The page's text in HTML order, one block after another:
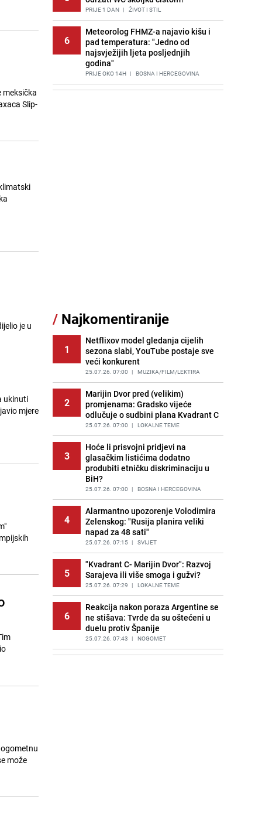
meksička
Slip-
je u
ukinuti
mjere
može
PRIJE 1 DAN | ŽIVOT I STIL
6
Meteorolog FHMZ-a najavio kišu i
pad temperatura: "Jedno od
najsvježijih ljeta posljednjih
godina"
PRIJE OKO 14H | BOSNA I HERCEGOVINA
11
Cijela regija čeka njegovu
progonozu: Poznati meteorolog
najavljuje veću promjenu vremena
PRIJE OKO 9H | REGIJA
12
Tajna savršenog makedonskog
ajvara: Stari recept za kremast i
bogat okus
PRIJE 2 DANA | RECEPTI
13
Borba trajala satima: Pogledajte
'grdosiju' od skoro tri metra koju su
braća izvukla iz mora
PRIJE 2 DANA SVIJET
Gosti iz Njemačke napravili požar u
apartmanu u Istri, vlasniku se
smijali i pokazivali srednji prst
PRIJE 1 DAN | REGIJA
Očistite rernu bez hemikalija:
Poznata stručnjakinja dijeli savjete
PRIJE 1 DAN | ŽIVOT I STIL
/ Najkomentiranije
1
Netflixov model gledanja cijelih
sezona slabi, YouTube postaje sve
veći konkurent
25.07.26. 07:00 | MUZIKA/FILM/LEKTIRA
2
Marijin Dvor pred (velikim)
promjenama: Gradsko vijeće
odlučuje o sudbini plana Kvadrant C
25.07.26. 07:00 | LOKALNE TEME
3
Hoće li prisvojni pridjevi na
glasačkim listićima dodatno
produbiti etničku diskriminaciju u
BiH?
25.07.26. 07:00 | BOSNA I HERCEGOVINA
4
Alarmantno upozorenje Volodimira
Zelenskog: "Rusija planira veliki
napad za 48 sati"
25.07.26. 07:15 | SVIJET
5
"Kvadrant C- Marijin Dvor": Razvoj
Sarajeva ili više smoga i gužvi?
25.07.26. 07:29 | LOKALNE TEME
6
Reakcija nakon poraza Argentine se
ne stišava: Tvrde da su oštećeni u
duelu protiv Španije
25.07.26. 07:43 | NOGOMET